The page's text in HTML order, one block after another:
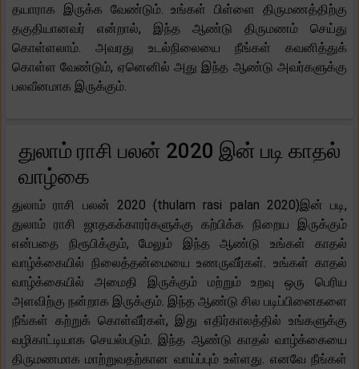
தயாராக இருக்க வேண்டும். உங்கள் பிள்ளை திருமணத்திற்கு
தகுதியானவர் என்றால், இந்த ஆண்டு திருமணம் செய்து
கொள்ளலாம். அவரது உடல்நிலையை நீங்கள் கவனித்துக்
கொள்ள வேண்டும், ஏனெனில் அது இந்த ஆண்டு அவர்களுக்கு
பலவீனமாக இருக்கும்.
துலாம் ராசி பலன் 2020 இன் படி காதல்
வாழ்கை
துலாம் ராசி பலன் 2020 (thulam rasi palan 2020)இன் படி,
துலாம் ராசி ஜாதகக்காரர்களுக்கு கற்பிக்க நிறைய இருக்கும்
என்பதை நிரூபிக்கும், மேலும் இந்த ஆண்டு உங்கள் காதல்
வாழ்க்கையில் நிலைத்தன்மையை உணருவீர்கள். உங்கள் காதல்
வாழ்க்கையில் அமைதி இருக்கும் மற்றும் உறவு ஒரு பெரிய
அளவிற்கு நன்றாக இருக்கும். இந்த ஆண்டு சில படிப்பினைகளை
நீங்கள் கற்றுக் கொள்வீர்கள், இது எதிர்காலத்தில் உங்களுக்கு
வழிகாட்டியாக செயல்படும். இந்த ஆண்டு காதல் வாழ்க்கையை
திருமணமாக மாற்றுவதற்கான வாய்ப்பும் உள்ளது. எனவே நீங்கள்